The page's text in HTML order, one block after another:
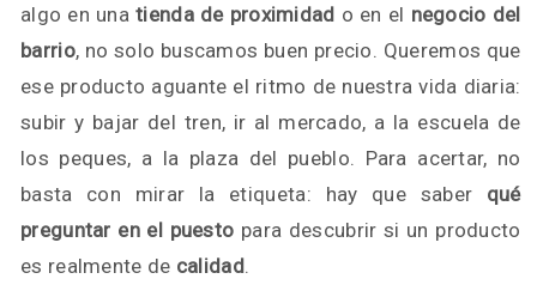
algo en unatienda de proximidad o en el negocio del
barrio, no solo buscamos buen precio. Queremos que
ese producto aguante el ritmo de nuestra vida diaria:
subir y bajar del tren, ir al mercado, a la escuela de
los peques, a la plaza del pueblo. Para acertar, no
basta con mirar la etiqueta: hay que saber qué
preguntar en el puesto para descubrir si un producto
es realmente de calidad.